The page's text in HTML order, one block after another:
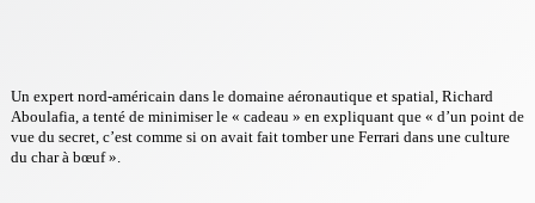
Un expert nord-américain dans le domaine aéronautique et spatial, Richard
Aboulafia, a tenté de minimiser le « cadeau » en expliquant que « d’un point de
vue du secret, c’est comme si on avait fait tomber une Ferrari dans une culture
du char à bœuf ».